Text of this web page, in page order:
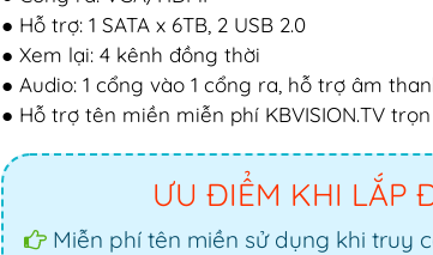
● Hỗ trợ: 1 SATA x 6TB, 2 USB 2.0
● Xem lại: 4 kênh đồng thời
● Audio: 1 cổng vào 1 cổng ra, hỗ trợ âm
● Hỗ trợ tên miền miễn phí KBVISION.TV
ƯU ĐIỂM KHI LẮP
Miễn phí tên miền sử dụng khi truy